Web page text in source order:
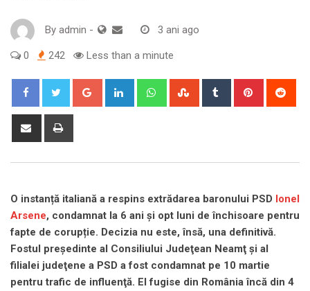
By admin - 3 ani ago
0 242 Less than a minute
Google+ LinkedIn WhatsappStumbleUpon
Tumblr Pinterest
Share
O instanță italiană a respins extrădarea baronului PSD Ionel
Arsene, condamnat la 6 ani și opt luni de închisoare pentru
fapte de corupție. Decizia nu este, însă, una definitivă.
Fostul preşedinte al Consiliului Judeţean Neamţ şi al
filialei judeţene a PSD a fost condamnat pe 10 martie
pentru trafic de influenţă. El fugise din România încă din 4